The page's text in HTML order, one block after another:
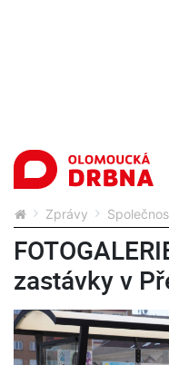
Zprávy
zastávky v